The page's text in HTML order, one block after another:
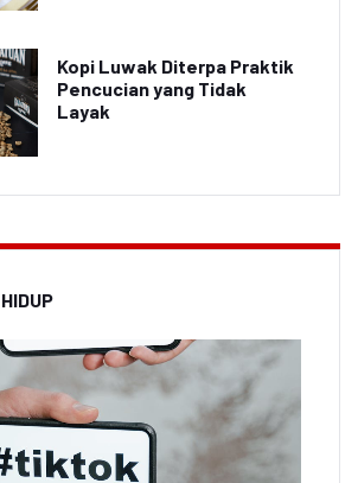
Kopi Luwak Diterpa Praktik
Pencucian yang Tidak
Layak